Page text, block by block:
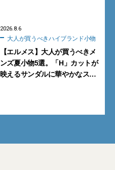
2026.8.6
大人が買うべきハイブランド小物
【エルメス】大人が買うべきメ
ンズ夏小物5選。「H」カットが
映えるサンダルに華やかなス